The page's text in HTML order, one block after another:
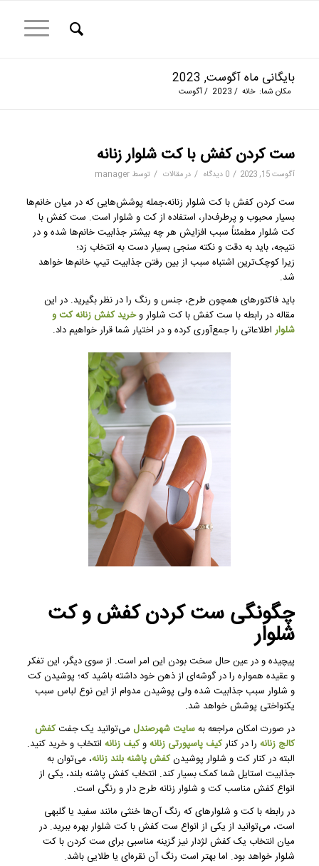
بایگانی ماه آگوست, 2023
مکان شما: خانه /
2023
/آگوست
ست کردن کفش با کت شلوار زنانه
آگوست 15, 2023 / 0 دیدگاه / درمقالات / توسط manager
ست کردن کفش با کت شلوار زنانه،جمله پوشش‌هایی که در میان خانم‌ها
بسیار محبوب و پرطرف‌دار، استفاده از کت و شلوار است. ست کفش با
کت شلوار مطمئناً سبب افزایش هر چه بیشتر جذابیت خانم‌ها شده و در
نتیجه، باید به دقت و نکته سنجی بسیار دست به انتخاب زد؛
زیرا کوچک‌ترین اشتباه سبب از بین رفتن جذابیت تیپ خانم‌ها خواهد
شد.
باید فاکتور‌های همچون طرح، جنس و رنگ را در نظر بگیرید. در این
مقاله در رابطه با ست کفش با کت شلوار وخرید کفش زنانهکت و
شلواراطلاعاتی را جمع‌آوری کرده و در اختیار شما قرار خواهیم داد.
چگونگی ست کردن کفش و کت
شلوار
پیچیده و در عین حال سخت بودن این امر است. از سوی دیگر، این تفکر
و عقیده همواره را در گوشه‌ای از ذهن خود داشته باشید که؛ پوشیدن کت
و شلوار سبب جذابیت شده ولی پوشیدن مدوام از این نوع لباس سبب
یکنواختی پوشش خواهد شد.
در صورت امکان مراجعه بهسایت شهرصندل می‌توانید یک جفتکفش
کالج زنانهرا در کنارکیف پاسپورتی زنانهوکیف زنانهانتخاب و خرید کنید.
البته در کنار کت و شلوار پوشیدنکفش پاشنه بلند زنانه، می‌توان به
جذابیت استایل شما کمک بسیار کند. انتخاب کفش پاشنه بلند، یکی از
انواع کفش مناسب کت و شلوار زنانه طرح دار و رنگی است.
در رابطه با کت و شلوار‌های که رنگ آن‌ها خنثی مانند سفید یا گلبهی
است، می‌توانید از یکی از انواع ست کفش با کت شلوار بهره ببرید. در
میان انتخاب یک کفش لژدار نیز گزینه مناسبی برای ست کردن با کت
شلوار خواهد بود. اما بهتر است رنگ آن نقره‌ای یا طلایی باشد.